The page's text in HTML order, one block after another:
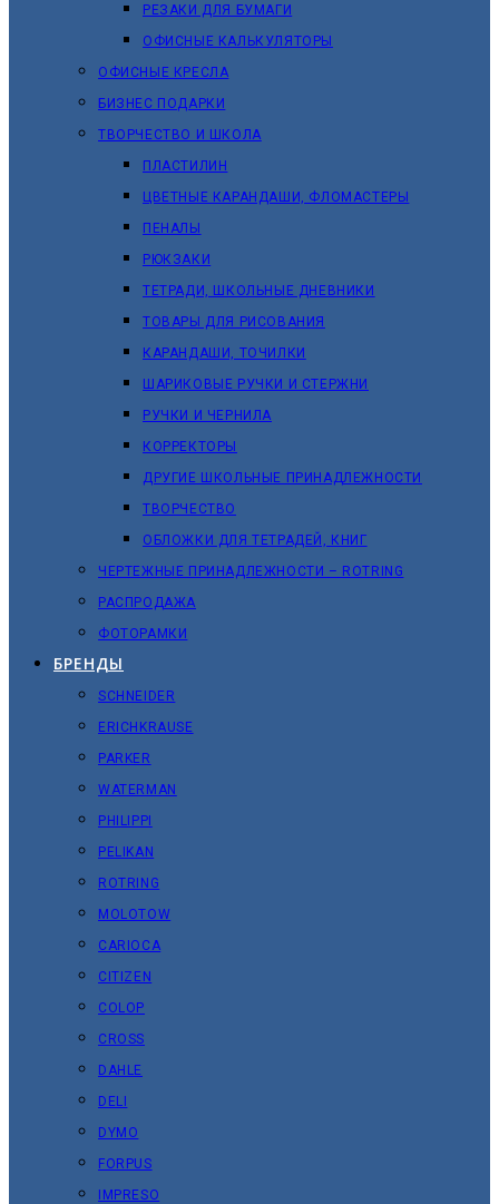
РЕЗАКИ ДЛЯ БУМАГИ
ОФИСНЫЕ КАЛЬКУЛЯТОРЫ
ОФИСНЫЕ КРЕСЛА
БИЗНЕС ПОДАРКИ
ТВОРЧЕСТВО И ШКОЛА
ПЛАСТИЛИН
ЦВЕТНЫЕ КАРАНДАШИ, ФЛОМАСТЕРЫ
ПЕНАЛЫ
РЮКЗАКИ
ТЕТРАДИ, ШКОЛЬНЫЕ ДНЕВНИКИ
ТОВАРЫ ДЛЯ РИСОВАНИЯ
КАРАНДАШИ, ТОЧИЛКИ
ШАРИКОВЫЕ РУЧКИ И СТЕРЖНИ
РУЧКИ И ЧЕРНИЛА
КОРРЕКТОРЫ
ДРУГИЕ ШКОЛЬНЫЕ ПРИНАДЛЕЖНОСТИ
ТВОРЧЕСТВО
ОБЛОЖКИ ДЛЯ ТЕТРАДЕЙ, КНИГ
ЧЕРТЕЖНЫЕ ПРИНАДЛЕЖНОСТИ – ROTRING
РАСПРОДАЖА
ФОТОРАМКИ
БРЕНДЫ
SCHNEIDER
ERICHKRAUSE
PARKER
WATERMAN
PHILIPPI
PELIKAN
ROTRING
MOLOTOW
CARIOCA
CITIZEN
COLOP
CROSS
DAHLE
DELI
DYMO
FORPUS
IMPRESO